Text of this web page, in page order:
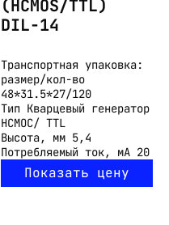
(HCMOS/TTL)
DIL-14
Транспортная упаковка:
размер/кол-во
48*31.5*27/120
Тип Кварцевый генератор
HCMOC/ TTL
Высота, мм 5,4
Потребляемый ток, мА 20
Показать цену